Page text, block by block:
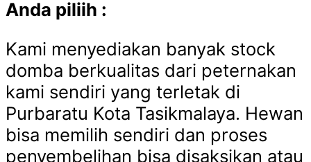
Anda piliih :
Kami menyediakan banyak stock
domba berkualitas dari peternakan
kami sendiri yang terletak di
Purbaratu Kota Tasikmalaya. Hewan
bisa memilih sendiri dan proses
penyembelihan bisa disaksikan atau